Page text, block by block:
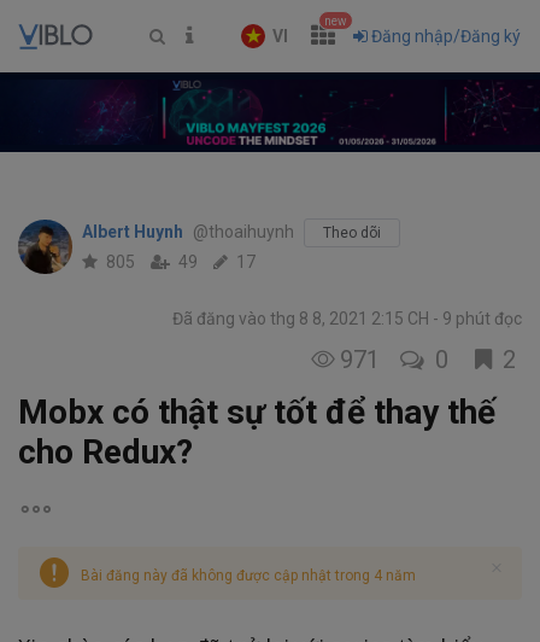
VI
new
Đăng nhập/Đăng ký
Albert Huynh @thoaihuynh Theo dõi
805 49 17
Đã đăng vào thg 8 8, 2021 2:15 CH 9 phút đọc
971 0 2
Mobx có thật sự tốt để thay thế
cho Redux?
Bài đăng này đã không được cập nhật trong 4 năm